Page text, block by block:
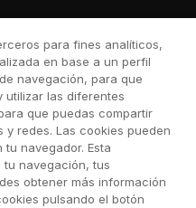
para fines analíticos,
en base a un perfil
navegación, para que
utilizar las diferentes
que puedas compartir
redes. Las cookies pueden
navegador. Esta
navegación, tus
obtener más información
pulsando el botón